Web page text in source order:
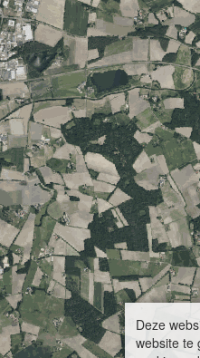
Deze
website te